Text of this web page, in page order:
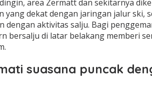
area Zermatt dan sekitarnya
yang dekat dengan jaringan jalur ski,
dengan aktivitas salju. Bagi
bersalju di latar belakang memberi
suasana puncak